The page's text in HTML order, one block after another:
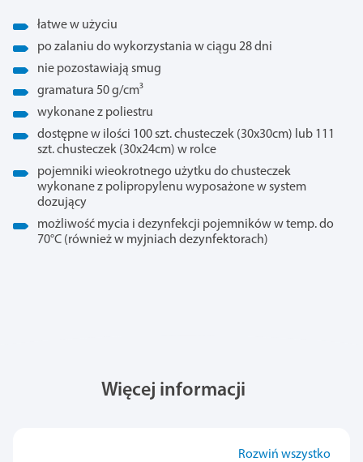
łatwe w użyciu
po zalaniu do wykorzystania w ciągu 28 dni
nie pozostawiają smug
gramatura 50 g/cm³
wykonane z poliestru
dostępne w ilości 100 szt. chusteczek (30x30cm) lub 111
szt. chusteczek (30x24cm) w rolce
pojemniki wieokrotnego użytku do chusteczek
wykonane z polipropylenu wyposażone w system
dozujący
możliwość mycia i dezynfekcji pojemników w temp. do
70°C (również w myjniach dezynfektorach)
Więcej informacji
Rozwiń wszystko